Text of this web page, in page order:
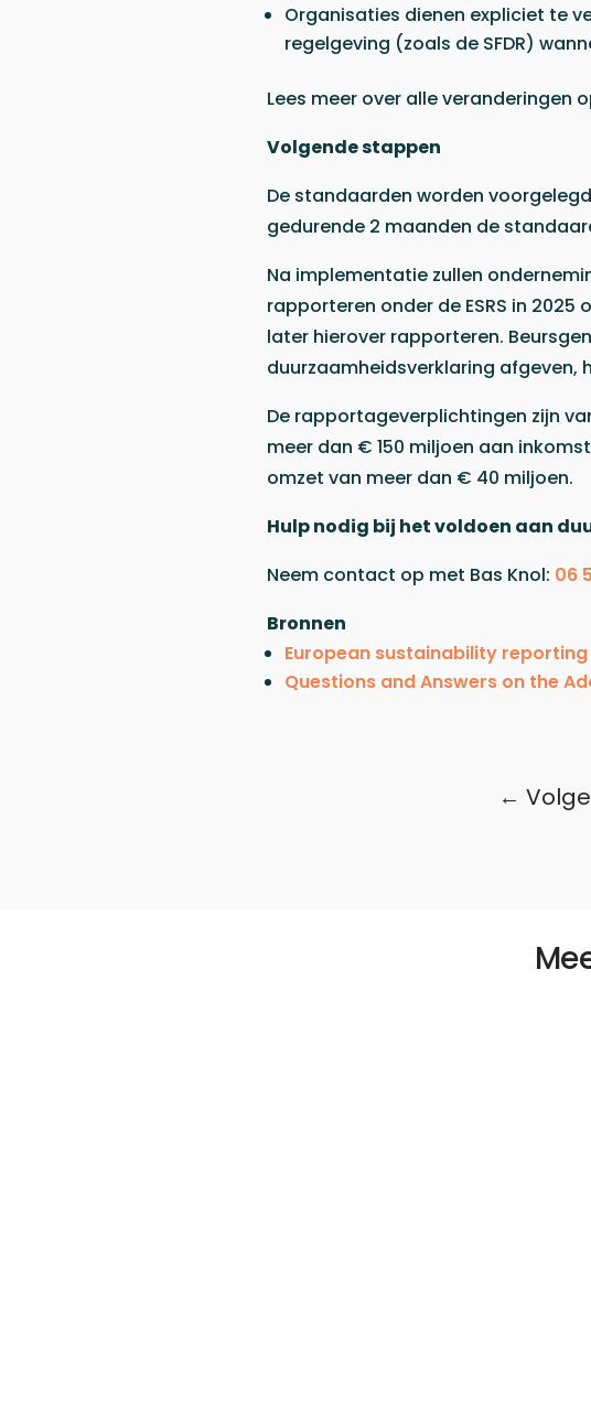
Organisaties dienen expliciet te
regelgeving (zoals de SFDR)
Lees meer over alle veranderingen
Volgende stappen
De standaarden worden
gedurende 2 maanden de
Na implementatie zullen
rapporteren onder de ESRS in
later hierover rapporteren.
duurzaamheidsverklaring afgeven,
De rapportageverplichtingen zijn
meer dan € 150 miljoen aan
omzet van meer dan € 40 miljoen.
Hulp nodig bij het voldoen aan
Neem contact op met Bas Knol: 06
Bronnen
European sustainability
Questions and Answers on the
←